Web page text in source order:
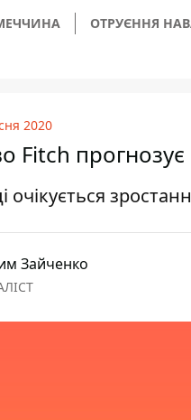
ОТРУЄННЯ
2020
Fitch
очікується
Зайченко